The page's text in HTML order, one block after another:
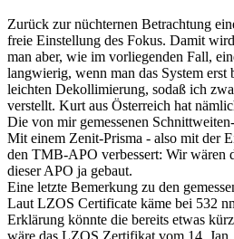
Zurück zur nüchternen Betrachtung
freie Einstellung des Fokus. Damit
man aber, wie im vorliegenden Fall,
langwierig, wenn man das System
leichten Dekollimierung, sodaß ich
verstellt. Kurt aus Österreich hat
Die von mir gemessenen
Mit einem Zenit-Prisma - also mit der
den TMB-APO verbessert: Wir wären
dieser APO ja gebaut.
Eine letzte Bemerkung zu den
Laut LZOS Certificate käme bei 532
Erklärung könnte die bereits etwas
wäre das LZOS Zertifikat vom 14.